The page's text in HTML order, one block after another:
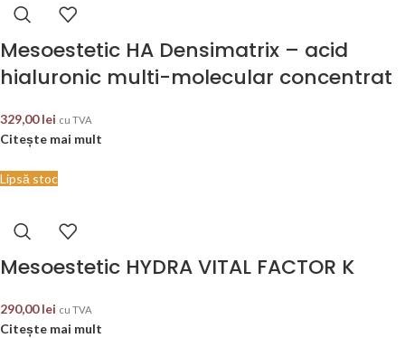
Mesoestetic HA Densimatrix – acid
hialuronic multi-molecular concentrat
329,00lei cu TVA
Citește mai mult
Lipsă stoc
Mesoestetic HYDRA VITAL FACTOR K
290,00lei cu TVA
Citește mai mult